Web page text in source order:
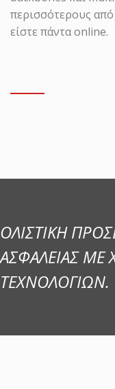
περισσότερους
είστε πάντα online.
ΟΛΙΣΤΙΚΗ
ΑΣΦΑΛΕΙΑΣ
ΤΕΧΝΟΛΟΓΙΩΝ.